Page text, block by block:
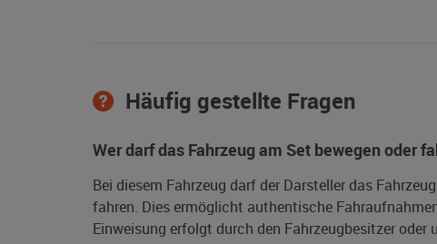
Häufig gestellte Fragen
Wer darf das Fahrzeug am Set bewegen oder
Bei diesem Fahrzeug darf der Darsteller das
fahren. Dies ermöglicht authentische
Einweisung erfolgt durch den Fahrzeugbesitzer oder